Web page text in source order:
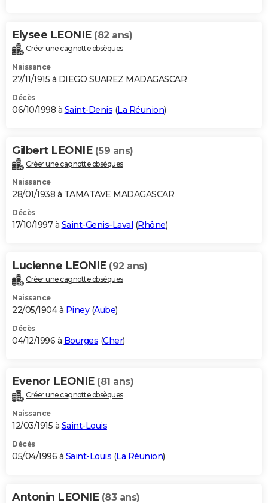
Elysee LEONIE (82 ans)
Créer une cagnotte obsèques
Naissance
27/11/1915 à DIEGO SUAREZ MADAGASCAR
Décès
06/10/1998 à Saint-Denis (La Réunion)
Gilbert LEONIE (59 ans)
Créer une cagnotte obsèques
Naissance
28/01/1938 à TAMATAVE MADAGASCAR
Décès
17/10/1997 à Saint-Genis-Laval (Rhône)
Lucienne LEONIE (92 ans)
Créer une cagnotte obsèques
Naissance
22/05/1904 à Piney(Aube)
Décès
04/12/1996 à Bourges (Cher)
Evenor LEONIE (81 ans)
Créer une cagnotte obsèques
Naissance
12/03/1915 à Saint-Louis
Décès
05/04/1996 à Saint-Louis (La Réunion)
Antonin LEONIE (83 ans)